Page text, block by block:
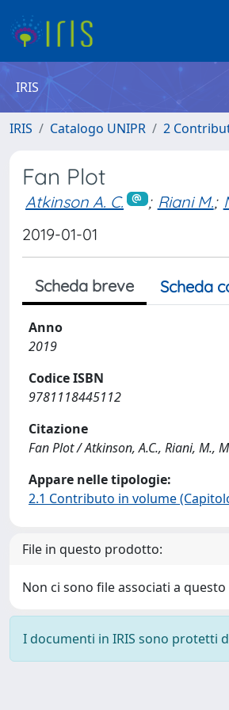
IRIS
IRIS Catalogo UNIPR 2
Fan Plot
Atkinson A. C. ; Riani M.;
2019-01-01
Scheda breve Scheda
Anno
2019
Codice ISBN
9781118445112
Citazione
Fan Plot / Atkinson, A.C., Riani,
Appare nelle tipologie:
2.1 Contributo in volume
File in questo prodotto:
Non ci sono file associati a
I documenti in IRIS sono protetti